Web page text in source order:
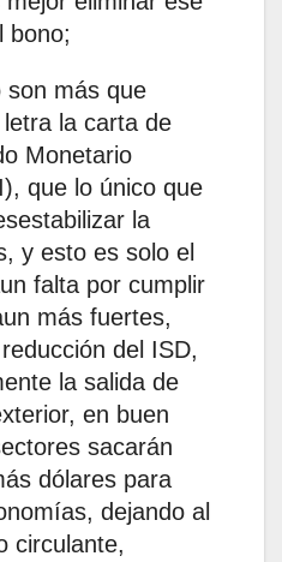
bono;
son más que
la carta de
Monetario
que lo único que
la
y esto es solo el
falta por cumplir
más fuertes,
del ISD,
la salida de
en buen
sacarán
dólares para
dejando al
circulante,